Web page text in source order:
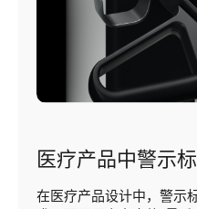
或器械的外部结构组件，
（如使用者、患者、液体
医疗产品中警示
在医疗产品设计中，警示